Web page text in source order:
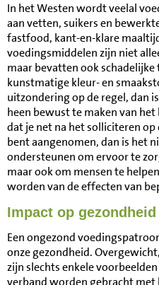
In het Westen wordt veelal
aan vetten, suikers en
fastfood, kant-en-klare
voedingsmiddelen zijn niet
maar bevatten ook
kunstmatige kleur- en
uitzondering op de regel, dan
heen bewust te maken van
dat je net na het solliciteren op
bent aangenomen, dan is het
ondersteunen om ervoor te
maar ook om mensen te
worden van de effecten van
Impact op gezondheid
Een ongezond
onze gezondheid.
zijn slechts enkele
verband worden gebracht met